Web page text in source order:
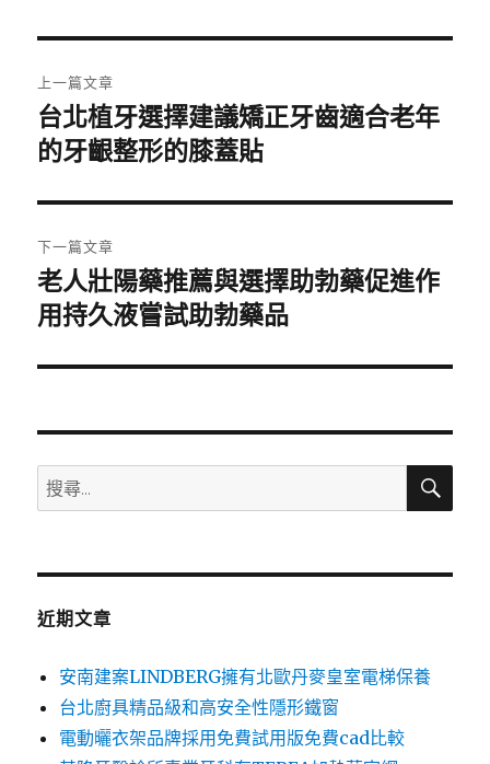
章
導
覽
上一篇文章
上
一
文
章:
台北植牙選擇建議矯正牙齒適合老年
的牙齦整形的膝蓋貼
下一篇文章
下
一
文
老人壯陽藥推薦與選擇助勃藥促進作
用持久液嘗試助勃藥品
搜
尋
鍵
搜
近期文章
安南建案LINDBERG擁有北歐丹麥皇室電梯保養
台北廚具精品級和高安全性隱形鐵窗
電動曬衣架品牌採用免費試用版免費cad比較